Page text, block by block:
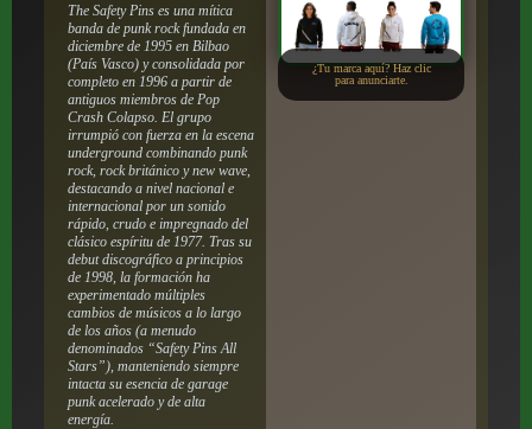
The Safety Pins es una mítica
banda de punk rock fundada en
diciembre de 1995 en Bilbao
(País Vasco) y consolidada por
completo en 1996 a partir de
antiguos miembros de Pop
Crash Colapso. El grupo
irrumpió con fuerza en la escena
underground combinando punk
rock, rock británico y new wave,
destacando a nivel nacional e
internacional por un sonido
rápido, crudo e impregnado del
clásico espíritu de 1977. Tras su
debut discográfico a principios
de 1998, la formación ha
experimentado múltiples
cambios de músicos a lo largo
de los años (a menudo
denominados “Safety Pins All
Stars”), manteniendo siempre
intacta su esencia de garage
punk acelerado y de alta
energía.
¿Tu marca aquí? Haz clic
para anunciarte.